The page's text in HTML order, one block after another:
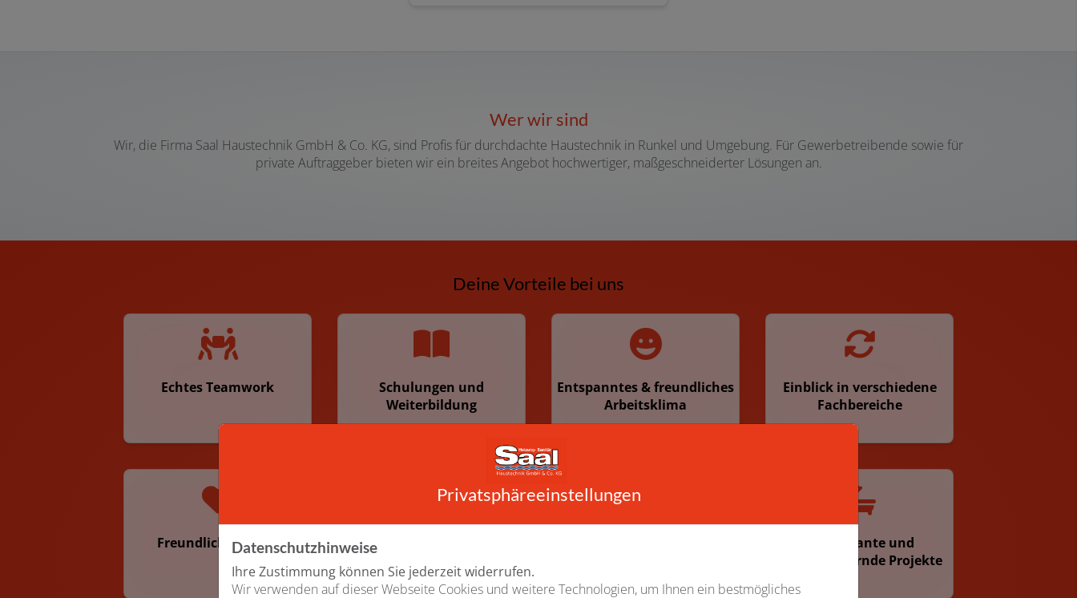
Wer wir sind
Wir, die Firma Saal Haustechnik GmbH & Co. KG, sind Profis für durchdachte Haustechnik in Runkel und Umgebung. Für Gewerbetreibende sowie für
private Auftraggeber bieten wir ein breites Angebot hochwertiger, maßgeschneiderter Lösungen an.
Deine Vorteile bei uns
Echtes Teamwork
Schulungen und
Weiterbildung
Entspanntes & freundliches
Arbeitsklima
Einblick in verschiedene
Fachbereiche
Freundliches Team
Interessante und
herausfordernde Projekte
Privatsphäre­einstellungen
Datenschutzhinweise
Ihre Zustimmung können Sie jederzeit widerrufen.
Wir verwenden auf dieser Webseite Cookies und weitere Technologien, um Ihnen ein bestmögliches